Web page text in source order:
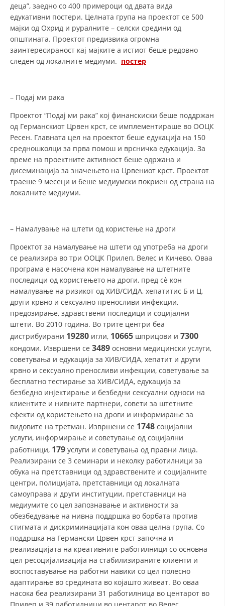
деца”, заедно со 400 примероци од двата вида
едукативни постери. Целната група на проектот се 500
мајки од Охрид и руралните – селски средини од
општината. Проектот предизвика огромна
заинтересираност кај мајките а истиот беше редовно
следен од локалните медиуми. постер
– Подај ми рака
Проектот “Подај ми рака” кој финанскиски беше поддржан
од Германскиот Црвен крст, се имплементираше во ООЦК
Ресен. Главната цел на проектот беше едукација на 150
средношколци за прва помош и врсничка едукација. За
време на проектните активност беше одржана и
дисеминација за значењето на Црвениот крст. Проектот
траеше 9 месеци и беше медиумски покриен од страна на
локалните медиуми.
– Намалување на штети од користење на дроги
Проектот за намалување на штети од употреба на дроги
се реализира во три ООЦК Прилеп, Велес и Кичево. Оваа
програма е насочена кон намалување на штетните
последици од користењето на дроги, пред сè кон
намалување на ризикот од ХИВ/СИДА, хепатитис Б и Ц,
други крвно и сексуално преносливи инфекции,
предозирање, здравствени последици и социјални
штети. Во 2010 година. Во трите центри беа
дистрибуирани 19280 игли, 10665 шприцови и 7300
кондоми. Извршени се 3489 основни медицински услуги,
советувања и едукација за ХИВ/СИДА, хепатит и други
крвно и сексуално преносливи инфекции, советување за
бесплатно тестирање за ХИВ/СИДА, едукација за
безбедно инјектирање и безбедни сексуални односи на
клиентите и нивните партнери, совети за штетните
ефекти од користењето на дроги и информирање за
видовите на третман. Извршени се 1748 социјални
услуги, информирање и советување од социјални
работници, 179 услуги и советувања од правни лица.
Реализирани се 3 семинари и неколку работилници за
обука на претставници од здравствените и социјалните
центри, полицијата, претставници од локалната
самоуправа и други институции, претставници на
медиумите со цел запознавање и активности за
обезбедување на нивна поддршка во борбата против
стигмата и дискриминацијата кон оваа целна група. Со
поддршка на Германски Црвен крст започна и
реализацијата на креативните работилници со основна
цел ресоцијализација на стабилизираните клиенти и
воспоставување на работни навики со цел полесно
адаптирање во средината во којашто живеат. Во оваа
насока беа реализирани 31 работилница во центарот во